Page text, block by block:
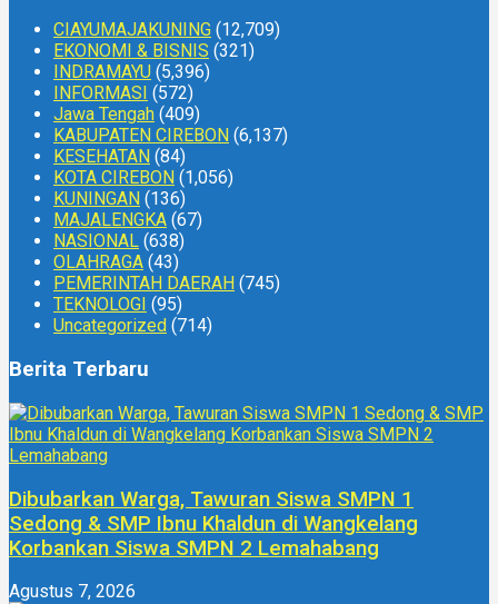
CIAYUMAJAKUNING (12,709)
EKONOMI & BISNIS (321)
INDRAMAYU (5,396)
INFORMASI (572)
Jawa Tengah (409)
KABUPATEN CIREBON (6,137)
KESEHATAN (84)
KOTA CIREBON (1,056)
KUNINGAN (136)
MAJALENGKA (67)
NASIONAL (638)
OLAHRAGA (43)
PEMERINTAH DAERAH (745)
TEKNOLOGI (95)
Uncategorized (714)
Berita Terbaru
Dibubarkan Warga, Tawuran Siswa SMPN 1
Sedong & SMP Ibnu Khaldun di Wangkelang
Korbankan Siswa SMPN 2 Lemahabang
Agustus 7, 2026